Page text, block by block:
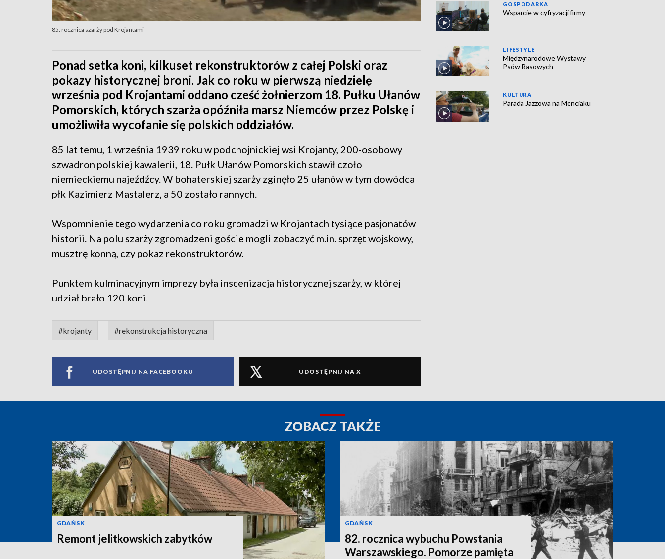
85. rocznica szarży pod Krojantami
Ponad setka koni, kilkuset rekonstruktorów z całej Polski oraz
pokazy historycznej broni. Jak co roku w pierwszą niedzielę
września pod Krojantami oddano cześć żołnierzom 18. Pułku Ułanów
Pomorskich, których szarża opóźniła marsz Niemców przez Polskę i
umożliwiła wycofanie się polskich oddziałów.
85 lat temu, 1 września 1939 roku w podchojnickiej wsi Krojanty, 200-osobowy
szwadron polskiej kawalerii, 18. Pułk Ułanów Pomorskich stawił czoło
niemieckiemu najeźdźcy. W bohaterskiej szarży zginęło 25 ułanów w tym dowódca
płk Kazimierz Mastalerz, a 50 zostało rannych.
Wspomnienie tego wydarzenia co roku gromadzi w Krojantach tysiące pasjonatów
historii. Na polu szarży zgromadzeni goście mogli zobaczyć m.in. sprzęt wojskowy,
musztrę konną, czy pokaz rekonstruktorów.
Punktem kulminacyjnym imprezy była inscenizacja historycznej szarży, w której
udział brało 120 koni.
#krojanty #rekonstrukcja historyczna
UDOSTĘPNIJ NA FACEBOOKU UDOSTĘPNIJ NA X
GOSPODARKA
Wsparcie w cyfryzacji firmy
LIFESTYLE
Międzynarodowe Wystawy
Psów Rasowych
KULTURA
Parada Jazzowa na Monciaku
ZOBACZ TAKŻE
GDAŃSK
Remont jelitkowskich zabytków
GDAŃSK
82. rocznica wybuchu Powstania
Warszawskiego. Pomorze pamięta